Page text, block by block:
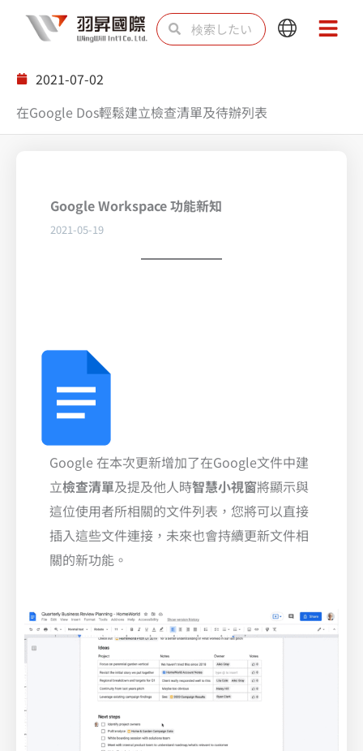
検
索 索
Main
Main
2021-07-02
在Google Dos輕鬆建立檢查清單及待辦列表
Google Workspace 功能新知
2021-05-19
Google 在本次更新增加了在Google文件中建
立檢查清單及提及他人時智慧小視窗將顯示與
這位使用者所相關的文件列表，您將可以直接
插入這些文件連接，未來也會持續更新文件相
關的新功能。